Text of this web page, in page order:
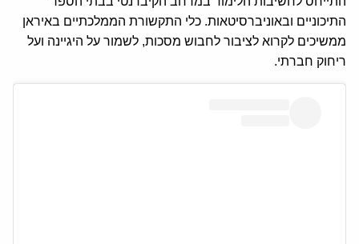
התיכוניים ובאוניברסיטאות. כלי התקשורת הממלכתיים באיראן
ממשיכים לקרוא לציבור לחבוש מסכות, לשמור על היגיינה ועל
ריחוק חברתי.